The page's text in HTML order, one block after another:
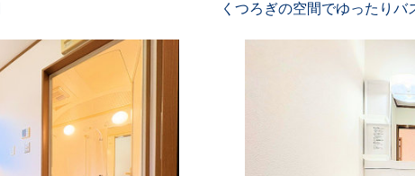
くつろぎの空間でゆったりバ